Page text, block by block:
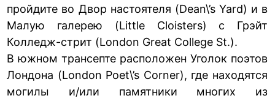
пройдите во Двор настоятеля (Dean\’s Yard) и в
Малую галерею (Little Cloisters) с Грэйт
Колледж-стрит (London Great College St.).
В южном трансепте расположен Уголок поэтов
Лондона (London Poet\’s Corner), где находятся
могилы и/или памятники многих из